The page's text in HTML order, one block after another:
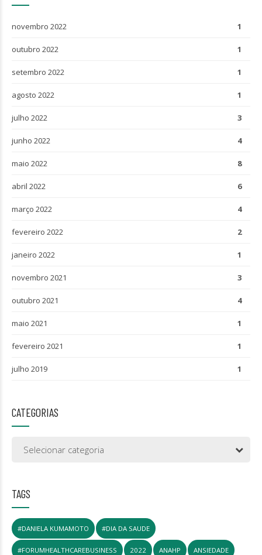
novembro 2022 1
outubro 2022 1
setembro 2022 1
agosto 2022 1
julho 2022 3
junho 2022 4
maio 2022 8
abril 2022 6
março 2022 4
fevereiro 2022 2
janeiro 2022 1
novembro 2021 3
outubro 2021 4
maio 2021 1
fevereiro 2021 1
julho 2019 1
CATEGORIAS
Selecionar categoria
TAGS
#DANIELA KUMAMOTO #DIA DA SAUDE
#FORUMHEALTHCAREBUSINESS 2022 ANAHP ANSIEDADE